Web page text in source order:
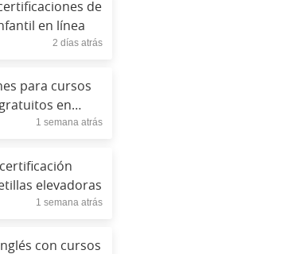
de
en línea
2 días atrás
para cursos
en
1 semana atrás
elevadoras
1 semana atrás
con cursos